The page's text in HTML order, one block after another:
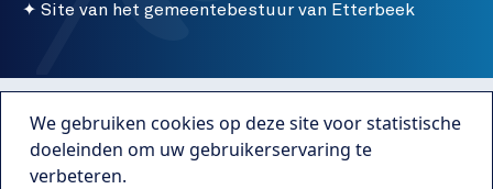
Site van het gemeentebestuur van Etterbeek
Menu bottom
Publicaties
We gebruiken cookies op deze site voor statistische
doeleinden om uw gebruikerservaring te
verbeteren.